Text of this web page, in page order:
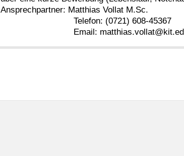
Ansprechpartner: Matthias Vollat M.Sc.
Telefon: (0721) 608-45367
Email: